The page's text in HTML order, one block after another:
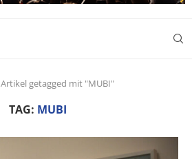
Artikel getagged mit "MUBI"
TAG: MUBI